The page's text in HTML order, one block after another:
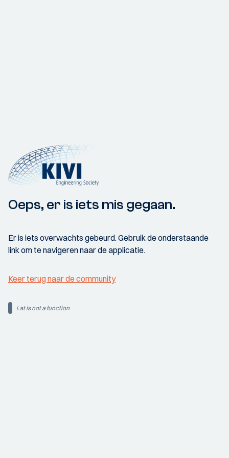
Oeps, er is iets mis gegaan.
Er is iets overwachts gebeurd. Gebruik de onderstaande
link om te navigeren naar de applicatie.
Keer terug naar de community
i.at is not a function